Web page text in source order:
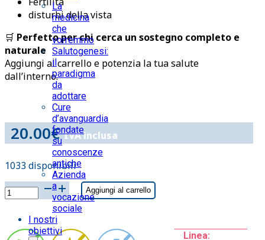
La
medicina
che
vorremmo
Salutogenesi:
il
paradigma
da
adottare
Cure
d’avanguardia
fondate
su
conoscenze
antiche
Azienda
a
vocazione
sociale
I nostri
obiettivi
disturbi della vista
🛒 Perfetto per chi cerca un sostegno completo e
naturale
Aggiungi al carrello e potenzia la tua salute
dall’interno.
20.00€ IVA inclusa
1033 disponibili
ZINCO
(Zn)
Aggiungi al carrello
Linea: